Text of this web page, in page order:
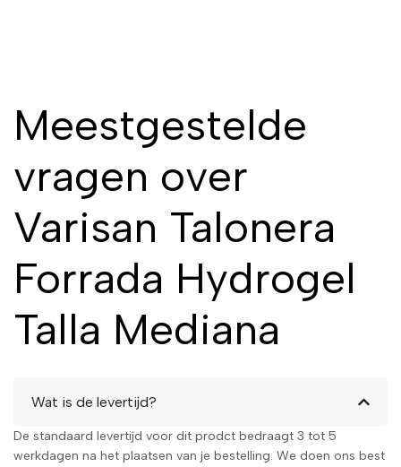
Meestgestelde
vragen over
Varisan Talonera
Forrada Hydrogel
Talla Mediana
Wat is de levertijd?
De standaard levertijd voor dit prodct bedraagt 3 tot 5
werkdagen na het plaatsen van je bestelling. We doen ons best